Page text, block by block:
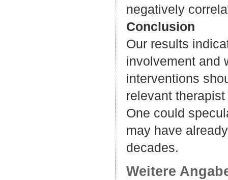
negatively
Conclusion
Our results
involvement and
interventions
relevant
One could
may have
decades.
Weitere